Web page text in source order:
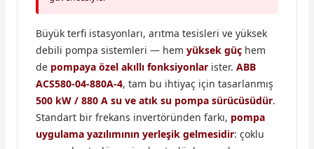
Büyük terfi istasyonları, arıtma tesisleri ve yüksek
debili pompa sistemleri — hem yüksek güç hem
de pompaya özel akıllı fonksiyonlar ister. ABB
ACS580-04-880A-4, tam bu ihtiyaç için tasarlanmış
500 kW / 880 A su ve atık su pompa sürücüsüdür.
Standart bir frekans invertöründen farkı, pompa
uygulama yazılımının yerleşik gelmesidir: çoklu